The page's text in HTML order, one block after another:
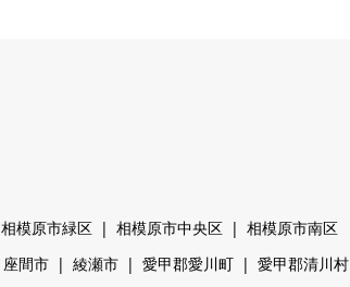
相模原市緑区 相模原市中央区
相模原市南区
座間市 綾瀬市 愛甲郡愛川町
愛甲郡清川村